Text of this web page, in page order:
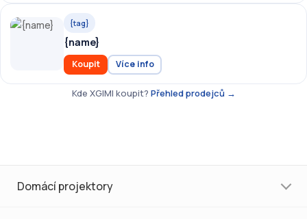
{tag}
{name}
Koupit Více info
Kde XGIMI koupit? Přehled prodejců →
Domácí projektory